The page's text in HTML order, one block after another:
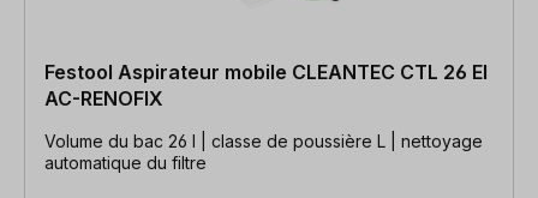
Festool Aspirateur mobile CLEANTEC CTL 26 EI
AC-RENOFIX
Volume du bac 26 l | classe de poussière L | nettoyage
automatique du filtre